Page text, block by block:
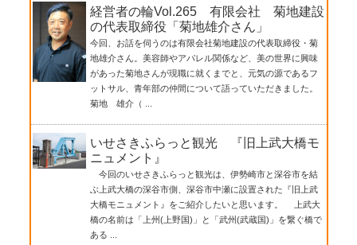
経営者の輪Vol.265 有限会社 菊地建設
の代表取締役「菊地雄介さん」
今回、お話を伺うのは有限会社菊地建設の代表取締役・菊
地雄介さん。美容師やアパレル関係など、美の世界に興味
があった菊地さんが現職に就くまでと、元気の源であるフ
ットサル、青年部の仲間について語っていただきました。
菊地 雄介（ ...
いせさきふらっと観光 『旧上武大橋モ
ニュメント』
今回のいせさきふらっと観光は、伊勢崎市と深谷市を結
ぶ上武大橋の深谷市側、深谷市中瀬に設置された『旧上武
大橋モニュメント』をご紹介したいと思います。 上武大
橋の名前は「上州(上野国)」と「武州(武蔵国)」を繋ぐ橋で
ある ...